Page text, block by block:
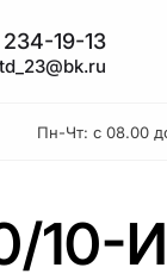
234-19-13
Пн-Чт: с 08.00